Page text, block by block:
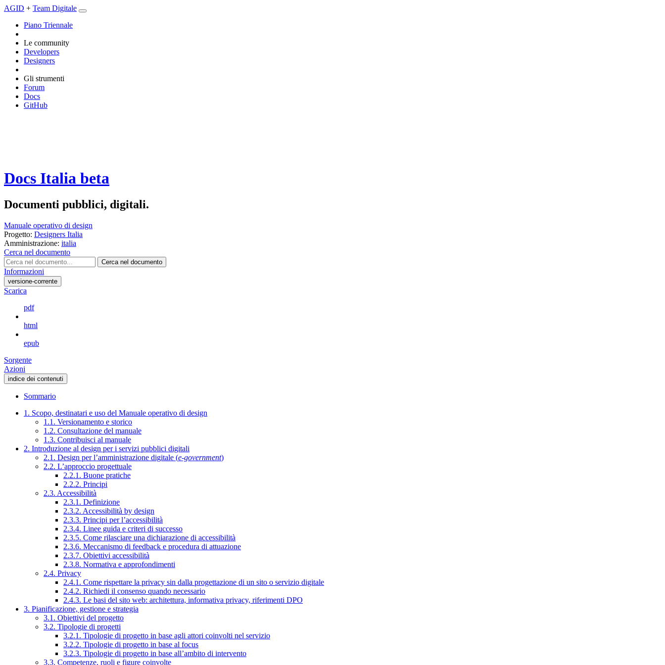
AGID + Team Digitale
Piano Triennale
Le community
Developers
Designers
Gli strumenti
Forum
Docs
GitHub
Docs Italia beta
Documenti pubblici, digitali.
Manuale operativo di design
Progetto: Designers Italia
Amministrazione: italia
Cerca nel documento
Cerca nel documento
Informazioni
versione-corrente
Scarica
pdf
html
epub
Sorgente
Azioni
indice dei contenuti
Sommario
1. Scopo, destinatari e uso del Manuale operativo di design
1.1. Versionamento e storico
1.2. Consultazione del manuale
1.3. Contribuisci al manuale
2. Introduzione al design per i servizi pubblici digitali
2.1. Design per l’amministrazione digitale (e-government)
2.2. L’approccio progettuale
2.2.1. Buone pratiche
2.2.2. Principi
2.3. Accessibilità
2.3.1. Definizione
2.3.2. Accessibilità by design
2.3.3. Principi per l’accessibilità
2.3.4. Linee guida e criteri di successo
2.3.5. Come rilasciare una dichiarazione di accessibilità
2.3.6. Meccanismo di feedback e procedura di attuazione
2.3.7. Obiettivi accessibilità
2.3.8. Normativa e approfondimenti
2.4. Privacy
2.4.1. Come rispettare la privacy sin dalla progettazione di un sito o servizio digitale
2.4.2. Richiedi il consenso quando necessario
2.4.3. Le basi del sito web: architettura, informativa privacy, riferimenti DPO
3. Pianificazione, gestione e strategia
3.1. Obiettivi del progetto
3.2. Tipologie di progetti
3.2.1. Tipologie di progetto in base agli attori coinvolti nel servizio
3.2.2. Tipologie di progetto in base al focus
3.2.3. Tipologie di progetto in base all’ambito di intervento
3.3. Competenze, ruoli e figure coinvolte